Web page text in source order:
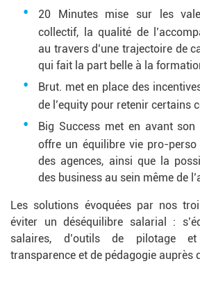
20 Minutes mise sur les
collectif, la qualité de
au travers d’une trajectoire de
qui fait la part belle à la
Brut. met en place des
de l’equity pour retenir certains
Big Success met en avant
offre un équilibre vie pro-
des agences, ainsi que la
des business au sein même de
Les solutions évoquées par nos
éviter un déséquilibre salarial :
salaires, d’outils de pilotage
transparence et de pédagogie auprès